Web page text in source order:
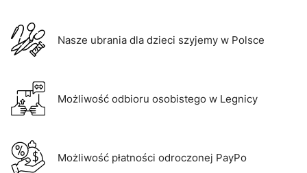
Nasze ubrania dla dzieci szyjemy w Polsce
Możliwość odbioru osobistego w Legnicy
Możliwość płatności odroczonej PayPo